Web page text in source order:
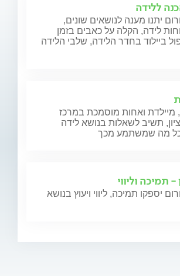
ללידה
יתנו מענה לנושאים שונים,
לידה, הקלה על כאבים בזמן
ביילוד בחדר הלידה, שלבי הלידה
מיילדת ואחות מוסמכת במרכז
תשיב לשאלות בנושא לידה
מה שמשתמע מכך
- תמיכה וליווי
יספקו תמיכה, ליווי ויעוץ בנושא